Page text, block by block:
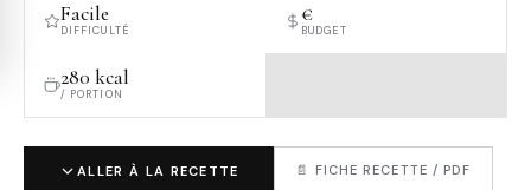
Facile
DIFFICULTÉ
€
BUDGET
280 kcal
/ PORTION
ALLER À LA RECETTE 📄 FICHE RECETTE / PDF